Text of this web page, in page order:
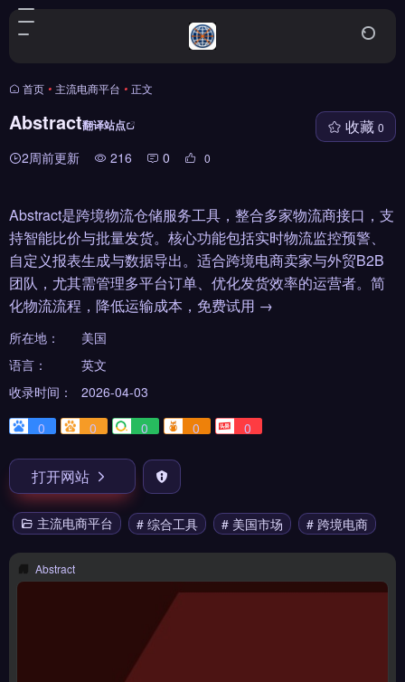
首页 • 主流电商平台 • 正文
Abstract翻译站点
2周前更新 216 0 0
收藏 0
Abstract是跨境物流仓储服务工具，整合多家物流商接口，支
持智能比价与批量发货。核心功能包括实时物流监控预警、
自定义报表生成与数据导出。适合跨境电商卖家与外贸B2B
团队，尤其需管理多平台订单、优化发货效率的运营者。简
化物流流程，降低运输成本，免费试用 →
所在地：
美国
语言：
英文
收录时间：
2026-04-03
0
0 0 0 0
打开网站
主流电商平台 # 综合工具 # 美国市场 # 跨境电商
Abstract